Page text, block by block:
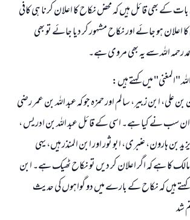
کے بھی قائل ہیں کہ محض نکاح کا اعلان کرنا ہی کافی
ہو جائے اور نکاح مشہور کر دیا جائے تو بھی
رحمہ اللہ سے یہ بھی مروی ہے۔
"المغنی" میں کہتے ہیں:
علی، ابن زبیر، سالم اور حمزہ جو کہ عبد اللہ بن عمر رضی
ان سب نے کیا ہے۔ اسی کے قائل عبد اللہ بن ادریس ،
بن ہارون، عنبری، ابو ثور اور ابن المنذر ہیں، یہی
کا ہے کہ اگر اعلان کر دیں تو نکاح ٹھیک ہے۔ ابن
کہتے ہیں کہ نکاح کے بارے میں دو گواہوں کی حدیث
شد
(مسلم : 1893)
ابھی تعاون کریں